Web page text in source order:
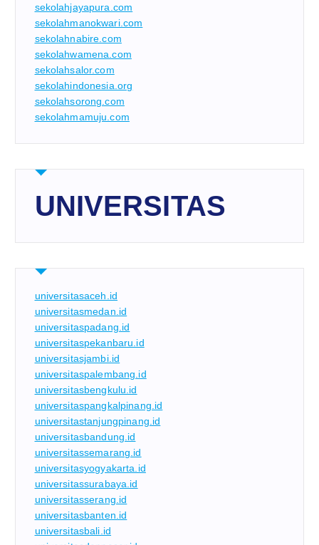
sekolahjayapura.com
sekolahmanokwari.com
sekolahnabire.com
sekolahwamena.com
sekolahsalor.com
sekolahindonesia.org
sekolahsorong.com
sekolahmamuju.com
UNIVERSITAS
universitasaceh.id
universitasmedan.id
universitaspadang.id
universitaspekanbaru.id
universitasjambi.id
universitaspalembang.id
universitasbengkulu.id
universitaspangkalpinang.id
universitastanjungpinang.id
universitasbandung.id
universitassemarang.id
universitasyogyakarta.id
universitassurabaya.id
universitasserang.id
universitasbanten.id
universitasbali.id